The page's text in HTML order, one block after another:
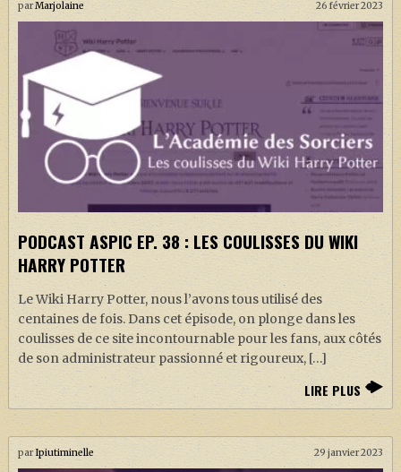
parMarjolaine 26 février 2023
PODCAST ASPIC EP. 38 : LES COULISSES DU WIKI
HARRY POTTER
Le Wiki Harry Potter, nous l’avons tous utilisé des
centaines de fois. Dans cet épisode, on plonge dans les
coulisses de ce site incontournable pour les fans, aux côtés
de son administrateur passionné et rigoureux, […]
LIRE PLUS
parIpiutiminelle 29 janvier 2023